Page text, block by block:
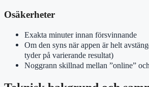
Osäkerheter
Exakta minuter innan försvinnande
Om den syns när appen är helt
tyder på varierande resultat)
Noggrann skillnad mellan ”online”